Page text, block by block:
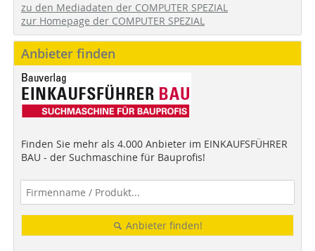
zu den Mediadaten der COMPUTER SPEZIAL
zur Homepage der COMPUTER SPEZIAL
Anbieter finden
Finden Sie mehr als 4.000 Anbieter im EINKAUFSFÜHRER
BAU - der Suchmaschine für Bauprofis!
Anbieter finden!